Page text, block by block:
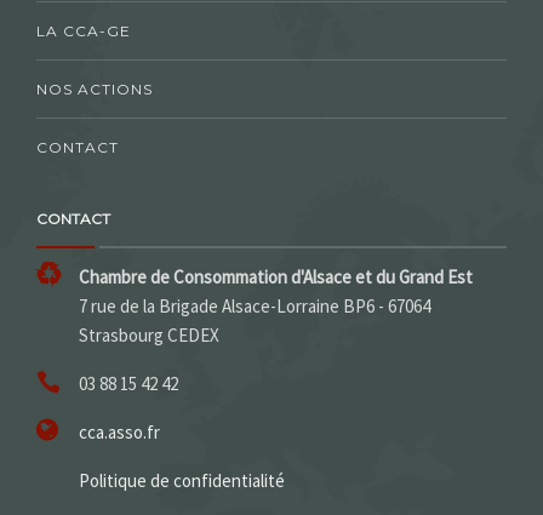
LA CCA-GE
NOS ACTIONS
CONTACT
CONTACT
Chambre de Consommation d'Alsace et du Grand Est
7 rue de la Brigade Alsace-Lorraine BP6 - 67064
Strasbourg CEDEX
03 88 15 42 42
cca.asso.fr
Politique de confidentialité